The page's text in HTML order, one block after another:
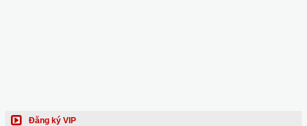
Đăng ký VIP